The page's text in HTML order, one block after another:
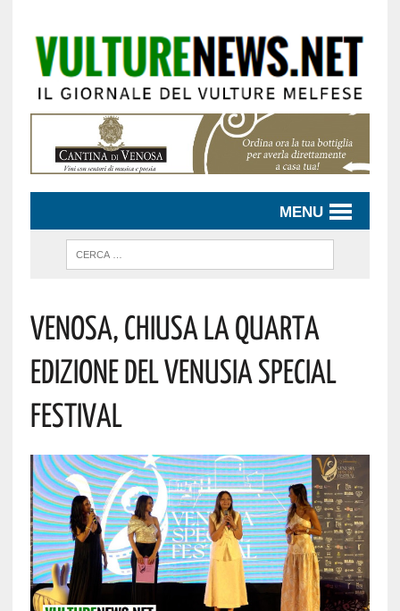
MENU
Venosa, Chiusa La Quarta
Edizione Del Venusia Special
Festival